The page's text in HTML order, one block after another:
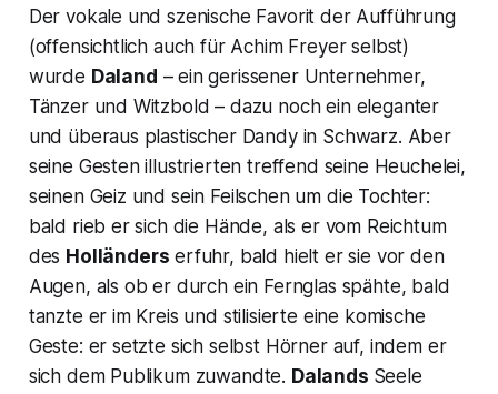
Der vokale und szenische Favorit der Aufführung
(offensichtlich auch für Achim Freyer selbst)
wurde Daland – ein gerissener Unternehmer,
Tänzer und Witzbold – dazu noch ein eleganter
und überaus plastischer Dandy in Schwarz. Aber
seine Gesten illustrierten treffend seine Heuchelei,
seinen Geiz und sein Feilschen um die Tochter:
bald rieb er sich die Hände, als er vom Reichtum
des Holländers erfuhr, bald hielt er sie vor den
Augen, als ob er durch ein Fernglas spähte, bald
tanzte er im Kreis und stilisierte eine komische
Geste: er setzte sich selbst Hörner auf, indem er
sich dem Publikum zuwandte. Dalands Seele